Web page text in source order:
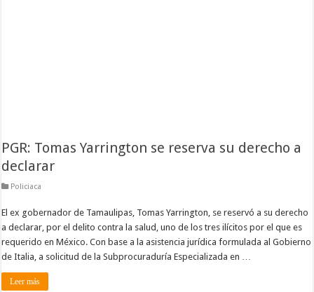
PGR: Tomas Yarrington se reserva su derecho a
declarar
Policiaca
El ex gobernador de Tamaulipas, Tomas Yarrington, se reservó a su derecho
a declarar, por el delito contra la salud, uno de los tres ilícitos por el que es
requerido en México. Con base a la asistencia jurídica formulada al Gobierno
de Italia, a solicitud de la Subprocuraduría Especializada en …
Leer más